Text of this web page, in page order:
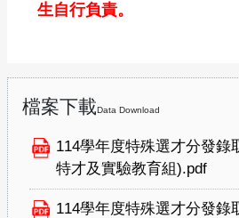
生自行負責。
檔案下載Data Download
114學年度特殊選才分發錄
特才及實驗教育組).pdf
114學年度特殊選才分發錄